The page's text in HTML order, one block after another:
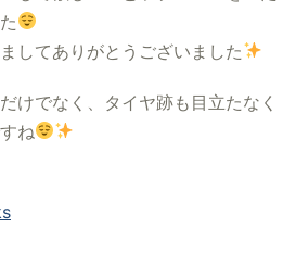
してありがとうございました
けでなく、タイヤ跡も目立たなく
ね